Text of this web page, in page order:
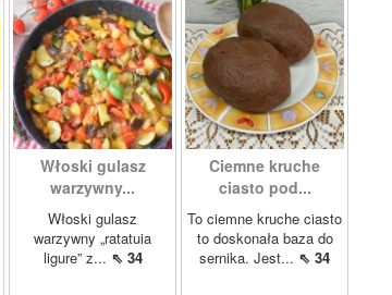
Włoski gulasz
warzywny...
Włoski gulasz
warzywny „ratatuia
ligure” z... ⇖ 34
Ciemne kruche
ciasto pod...
To ciemne kruche ciasto
to doskonała baza do
sernika. Jest... ⇖ 34